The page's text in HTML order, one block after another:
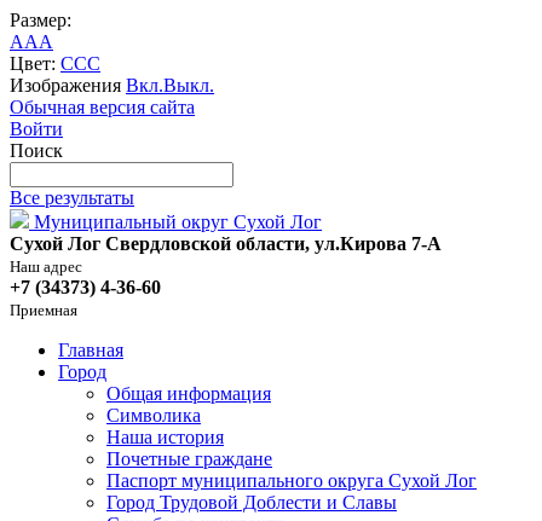
Размер:
AAA
Цвет: CCC
Изображения Вкл.Выкл.
Обычная версия сайта
Войти
Поиск
Все результаты
Муниципальный округ Сухой Лог
Сухой Лог Свердловской области, ул.Кирова 7-А
Наш адрес
+7 (34373) 4-36-60
Приемная
Главная
Город
Общая информация
Символика
Наша история
Почетные граждане
Паспорт муниципального округа Сухой Лог
Город Трудовой Доблести и Славы